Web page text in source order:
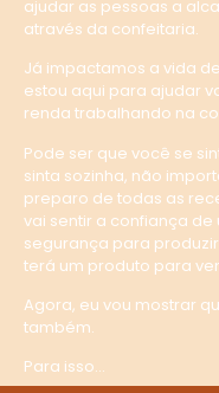
ajudar as pessoas a
através da confeitaria.
Já impactamos a vida
estou aqui para ajudar
renda trabalhando na
Pode ser que você se
sinta sozinha, não
preparo de todas as
vai sentir a confiança
segurança para
terá um produto para
Agora, eu vou mostrar
também.
Para isso…